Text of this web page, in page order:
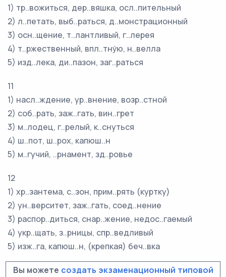
1) тр..вожиться, дер..вяшка, осл..пительный
2) л..петать, выб..раться, д..монстрационный
3) осн..щение, т..лантливый, г..лерея
4) т..ржественный, впл..тну́ю, н..велла
5) изд..лека, ди..пазон, заг..раться
11
1) насл..ждение, ур..внение, возр..стной
2) соб..рать, заж..гать, вин..грет
3) м..лодец, г..релый, к..снуться
4) ш..пот, ш..рох, капюш..н
5) м..гучий, ..рнамент, зд..ровье
12
1) хр..зантема, с..зон, прим..рять (куртку)
2) ун..верситет, заж..гать, соед..нение
3) распор..диться, снар..жение, недос..гаемый
4) укр..щать, з..рницы, спр..ведливый
5) изж..га, капюш..н, (крепкая) беч..вка
Вы можете создать экзаменационный типовой